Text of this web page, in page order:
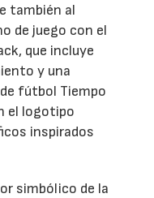
también al
de juego con el
que incluye
y una
fútbol Tiempo
el logotipo
inspirados
simbólico de la